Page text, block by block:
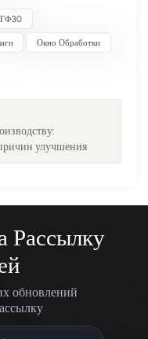
Окно Обработки
улучшения
Рассылку
обновлений